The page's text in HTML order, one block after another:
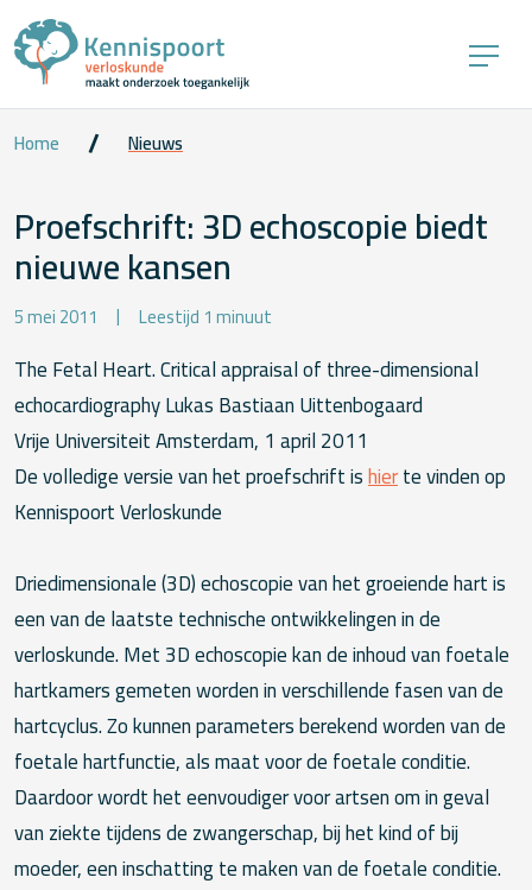
Home Nieuws
Proefschrift: 3D echoscopie biedt
nieuwe kansen
5 mei 2011 Leestijd 1 minuut
The Fetal Heart. Critical appraisal of three-dimensional
echocardiography Lukas Bastiaan Uittenbogaard
Vrije Universiteit Amsterdam, 1 april 2011
De volledige versie van het proefschrift ishierte vinden op
Kennispoort Verloskunde
Driedimensionale (3D) echoscopie van het groeiende hart is
een van de laatste technische ontwikkelingen in de
verloskunde. Met 3D echoscopie kan de inhoud van foetale
hartkamers gemeten worden in verschillende fasen van de
hartcyclus. Zo kunnen parameters berekend worden van de
foetale hartfunctie, als maat voor de foetale conditie.
Daardoor wordt het eenvoudiger voor artsen om in geval
van ziekte tijdens de zwangerschap, bij het kind of bij
moeder, een inschatting te maken van de foetale conditie.